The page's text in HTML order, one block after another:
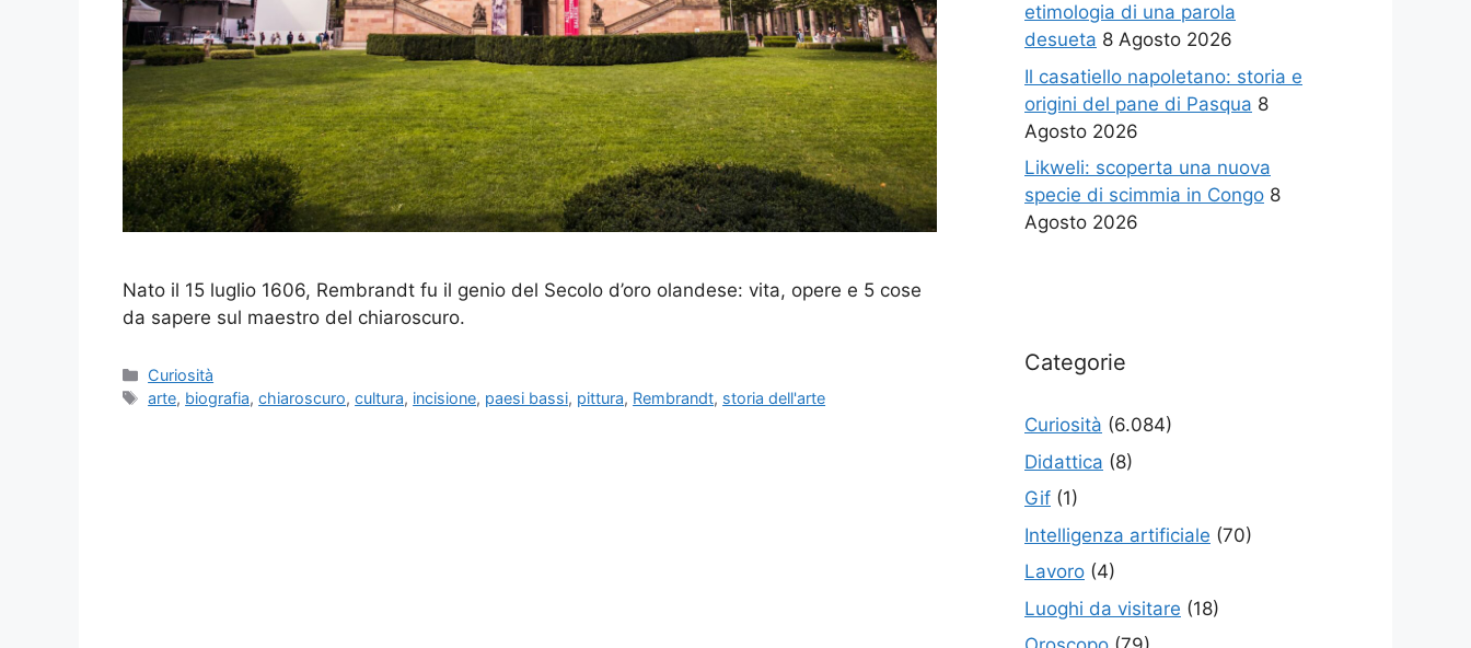
Nato il 15 luglio 1606, Rembrandt fu il genio del Secolo d’oro olandese: vita, opere e 5 cose
da sapere sul maestro del chiaroscuro.
Categorie
Curiosità
Tag
arte, biografia,chiaroscuro,cultura, incisione, paesi bassi, pittura, Rembrandt, storia dell'arte
etimologia di una parola
desueta 8 Agosto 2026
Il casatiello napoletano: storia e
origini del pane di Pasqua 8
Agosto 2026
Likweli: scoperta una nuova
specie di scimmia in Congo 8
Agosto 2026
Categorie
Curiosità (6.084)
Didattica (8)
Gif (1)
Intelligenza artificiale (70)
Lavoro (4)
Luoghi da visitare (18)